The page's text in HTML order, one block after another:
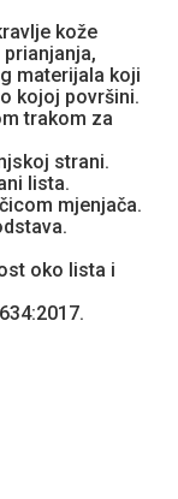
kože
materijala koji
kojoj površini.
trakom za
strani.
lista.
mjenjača.
oko lista i